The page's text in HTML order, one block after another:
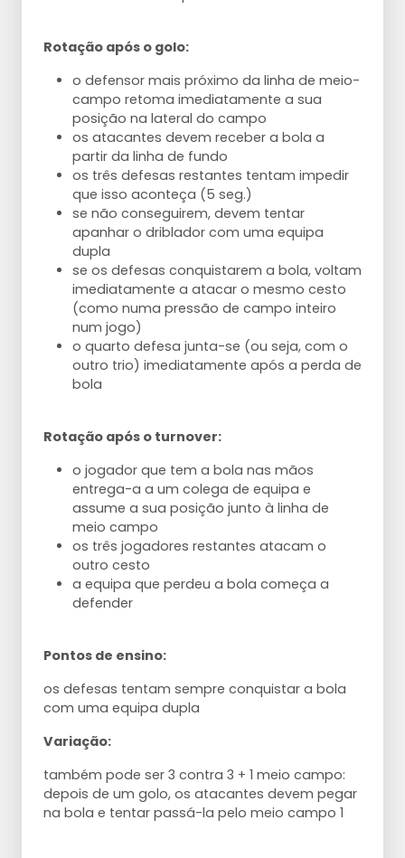
Rotação após o golo:
o defensor mais próximo da linha de meio-
campo retoma imediatamente a sua
posição na lateral do campo
os atacantes devem receber a bola a
partir da linha de fundo
os três defesas restantes tentam impedir
que isso aconteça (5 seg.)
se não conseguirem, devem tentar
apanhar o driblador com uma equipa
dupla
se os defesas conquistarem a bola, voltam
imediatamente a atacar o mesmo cesto
(como numa pressão de campo inteiro
num jogo)
o quarto defesa junta-se (ou seja, com o
outro trio) imediatamente após a perda de
bola
Rotação após o turnover:
o jogador que tem a bola nas mãos
entrega-a a um colega de equipa e
assume a sua posição junto à linha de
meio campo
os três jogadores restantes atacam o
outro cesto
a equipa que perdeu a bola começa a
defender
Pontos de ensino:
os defesas tentam sempre conquistar a bola
com uma equipa dupla
Variação:
também pode ser 3 contra 3 + 1 meio campo:
depois de um golo, os atacantes devem pegar
na bola e tentar passá-la pelo meio campo 1